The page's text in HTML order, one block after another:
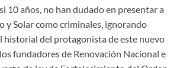
10 años, no han dudado en presentar a
y Solar como criminales, ignorando
historial del protagonista de este nuevo
fundadores de Renovación Nacional e